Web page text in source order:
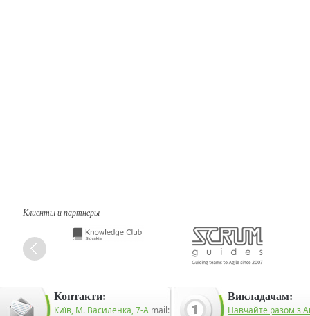
Клиенты и партнеры
Контакти:
Київ, М. Василенка, 7-А mail:
Викладачам:
Навчайте разом з